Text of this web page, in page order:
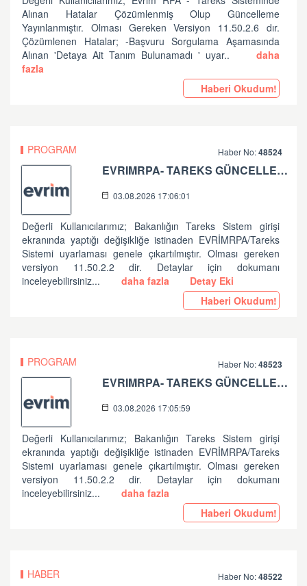
Alınan Hatalar Çözümlenmiş Olup Güncelleme
Yayınlanmıştır. Olması Gereken Versiyon 11.50.2.6 dır.
Çözümlenen Hatalar; -Başvuru Sorgulama Aşamasında
Alınan 'Detaya Ait Tanım Bulunamadı ' uyar..
daha
fazla
Haberi Okudum!
PROGRAM Haber No:48524
EVRIMRPA- TAREKS GÜNCELLEMESI HAKKINDA (V: 11.50.2.2)
03.08.2026 17:06:01
Değerli Kullanıcılarımız; Bakanlığın Tareks Sistem girişi
ekranında yaptığı değişikliğe istinaden EVRİMRPA/Tareks
Sistemi uyarlaması genele çıkartılmıştır. Olması gereken
versiyon 11.50.2.2 dir. Detaylar için dokumanı
inceleyebilirsiniz...
daha fazla
Detay Eki
Haberi Okudum!
PROGRAM Haber No:48523
EVRIMRPA- TAREKS GÜNCELLEMESI HAKKINDA
03.08.2026 17:05:59
Değerli Kullanıcılarımız; Bakanlığın Tareks Sistem girişi
ekranında yaptığı değişikliğe istinaden EVRİMRPA/Tareks
Sistemi uyarlaması genele çıkartılmıştır. Olması gereken
versiyon 11.50.2.2 dir. Detaylar için dokumanı
inceleyebilirsiniz...
daha fazla
Haberi Okudum!
HABER Haber No:48522